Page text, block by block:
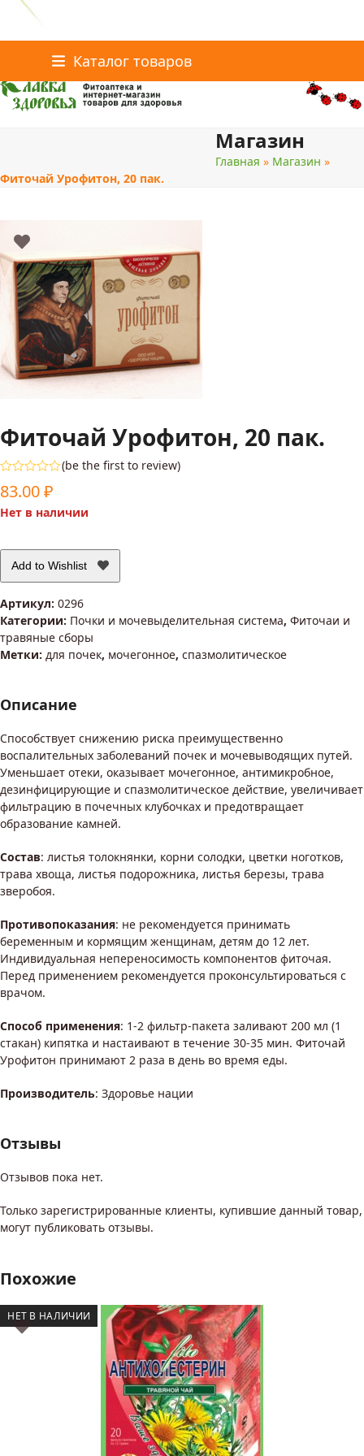
content
Каталог товаров
Доставка и оплата
Скидки
Магазин
Главная » Магазин »
Фиточай Урофитон, 20 пак.
Фиточай Урофитон, 20 пак.
0
5
(be the first to review)
83.00₽
Нет в наличии
Add to Wishlist
Артикул: 0296
Категории: Почки и мочевыделительная система, Фиточаи и
травяные сборы
Метки: для почек, мочегонное, спазмолитическое
Описание
Способствует снижению риска преимущественно
воспалительных заболеваний почек и мочевыводящих путей.
Уменьшает отеки, оказывает мочегонное, антимикробное,
дезинфицирующие и спазмолитическое действие, увеличивает
фильтрацию в почечных клубочках и предотвращает
образование камней.
Состав: листья толокнянки, корни солодки, цветки ноготков,
трава хвоща, листья подорожника, листья березы, трава
зверобоя.
Противопоказания: не рекомендуется принимать
беременным и кормящим женщинам, детям до 12 лет.
Индивидуальная непереносимость компонентов фиточая.
Перед применением рекомендуется проконсультироваться с
врачом.
Способ применения: 1-2 фильтр-пакета заливают 200 мл (1
стакан) кипятка и настаивают в течение 30-35 мин. Фиточай
Урофитон принимают 2 раза в день во время еды.
Производитель: Здоровье нации
Отзывы
Отзывов пока нет.
Только зарегистрированные клиенты, купившие данный товар,
могут публиковать отзывы.
Похожие
НЕТ В НАЛИЧИИ